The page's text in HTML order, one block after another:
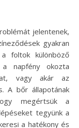
gyakran
foltok különböző
a napfény okozta
vagy akár az
A bőr állapotának
megértsük a
tegyünk a
a hatékony és